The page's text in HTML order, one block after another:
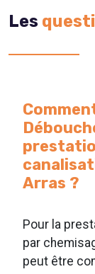
Les
Arras ?
Pour la
par
peut être